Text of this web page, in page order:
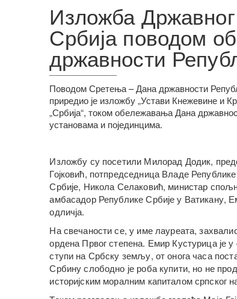
Изложба
Србија поводом
државности
______________
Поводом Сретења – Дана државности
приредио је изложбу „Устави Кнежевине и
„Србија“, током обележавања Дана
установама и појединцима.
Изложбу су посетили Милорад Додик,
Гојковић, потпредседница Владе
Србије, Никола Селаковић, министар
амбасадор Републике Србије у Ватикану,
одличја.
На свечаности се, у име лауреата,
ордена Првог степена. Емир Кустурица је
ступи на Србску земљу, от онога часа
Србину слободно је роба купити, но не
историјским моралним капиталом српског